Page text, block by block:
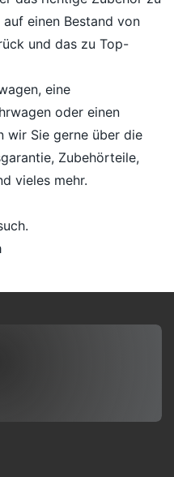
einen Bestand von
und das zu Top-
eine
oder einen
wir Sie gerne über die
Zubehörteile,
vieles mehr.